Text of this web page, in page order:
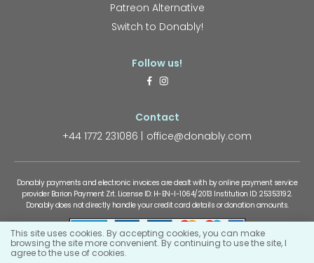
Patreon Alternative
Switch to Donably!
Follow us!
Contact
+44 1772 231086
office@donably.com
Donably payments and electronic invoices are dealt with by online payment service
provider Barion Payment Zrt. License ID: H-EN-I-1064/2013 Institution ID: 25353192.
Donably does not directly handle your credit card details or donation amounts.
This site uses cookies. By accepting cookies, you can make
browsing the site more convenient. By continuing to use the site, I
agree to the use of cookies.